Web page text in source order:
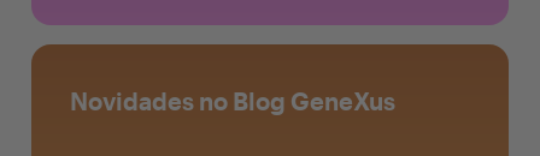
Novidades no Blog GeneXus